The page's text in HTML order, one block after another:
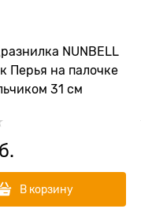
NUNBELL
Перья на палочке
31 см
В корзину